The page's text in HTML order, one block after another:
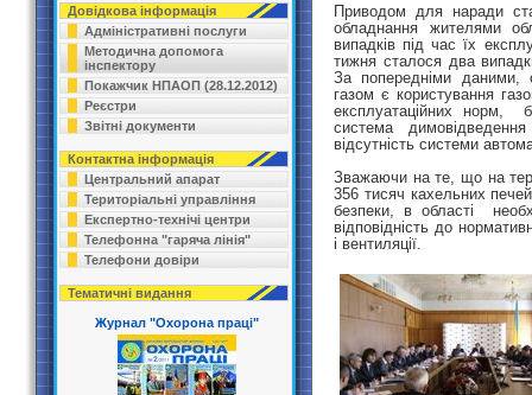
Довідкова інформація
Адміністративні послуги
Методична допомога
інспектору
Покажчик НПАОП (28.12.2012)
Реєстри
Звітні документи
Контактна інформація
Центральний апарат
Територіальні управління
Експертно-технічі центри
Телефонна "гаряча лінія"
Телефони довіри
Тематичні видання
Журнал "Охорона праці"
Приводом для наради
обладнання жителями
випадків під час їх
тижня сталося два
За попередніми даними,
газом є користування
експлуатаційних норм,
система
відсутність системи
Зважаючи на те, що на
356 тисяч кахельних
безпеки, в області
відповідність до
і вентиляції.